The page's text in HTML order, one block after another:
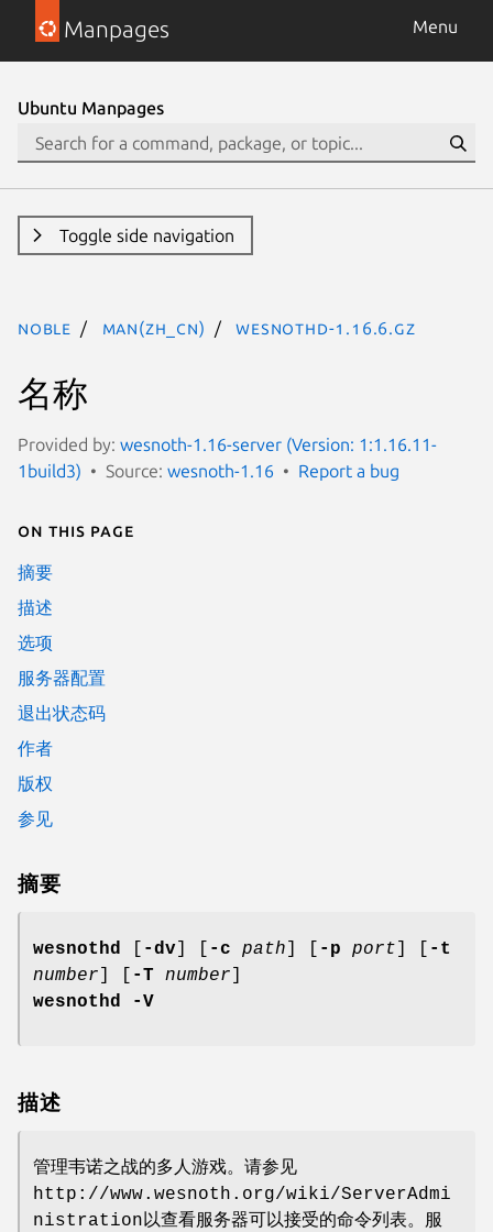
Manpages Menu
Ubuntu Manpages
Toggle side navigation
noble man(zh_CN) wesnothd-1.16.6.gz
名称
Provided by: wesnoth-1.16-server (Version: 1:1.16.11-
1build3)
Source: wesnoth-1.16 Report a bug
On this page
摘要
描述
选项
服务器配置
退出状态码
作者
版权
参见
摘要
wesnothd -dv -c path -p port
-t
number
-T number
wesnothd
-V
描述
管理韦诺之战的多人游戏。请参见
http://www.wesnoth.org/wiki/ServerAdmi
nistration以查看服务器可以接受的命令列表。服